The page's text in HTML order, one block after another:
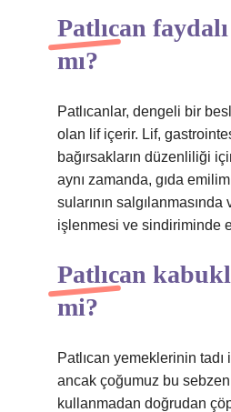
Patlıcan
mı?
Patlıcanlar, dengeli bir
olan lif içerir. Lif,
bağırsakların düzenliliği
aynı zamanda, gıda
sularının salgılanmasında
işlenmesi ve sindiriminde
Patlıcan
mi?
Patlıcan yemeklerinin
ancak çoğumuz bu
kullanmadan doğrudan